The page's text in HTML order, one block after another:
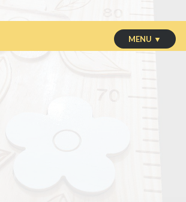
MENU ▼